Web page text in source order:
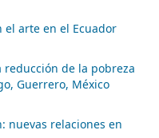
el arte en el Ecuador
de la pobreza
Guerrero, México
nuevas relaciones en